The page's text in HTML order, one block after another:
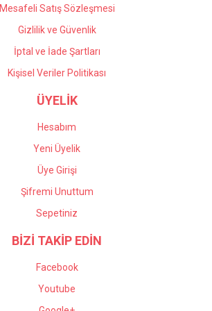
Mesafeli Satış Sözleşmesi
Gizlilik ve Güvenlik
İptal ve İade Şartları
Kişisel Veriler Politikası
ÜYELİK
Hesabım
Yeni Üyelik
Üye Girişi
Şifremi Unuttum
Sepetiniz
BİZİ TAKİP EDİN
Facebook
Youtube